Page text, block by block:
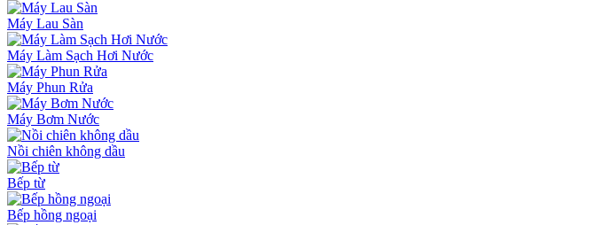
Máy Lau Sàn
Máy Làm Sạch Hơi Nước
Máy Phun Rửa
Máy Bơm Nước
Nồi chiên không dầu
Bếp từ
Bếp hồng ngoại